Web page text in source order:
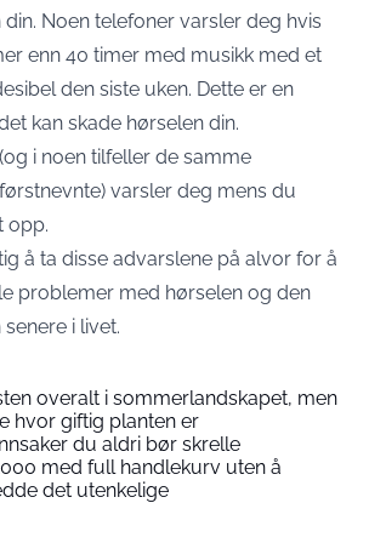
Noen telefoner varsler deg hvis
enn 40 timer med musikk med et
den siste uken. Dette er en
kan skade hørselen din.
i noen tilfeller de samme
varsler deg mens du
opp.
å ta disse advarslene på alvor for å
problemer med hørselen og den
i livet.
overalt i sommerlandskapet, men
hvor giftig planten er
du aldri bør skrelle
med full handlekurv uten å
det utenkelige